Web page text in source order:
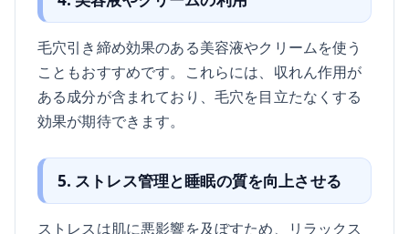
毛穴引き締め効果のある美容液やクリームを使う
こともおすすめです。これらには、収れん作用が
ある成分が含まれており、毛穴を目立たなくする
効果が期待できます。
5. ストレス管理と睡眠の質を向上させる
ストレスは肌に悪影響を及ぼすため、リラックス